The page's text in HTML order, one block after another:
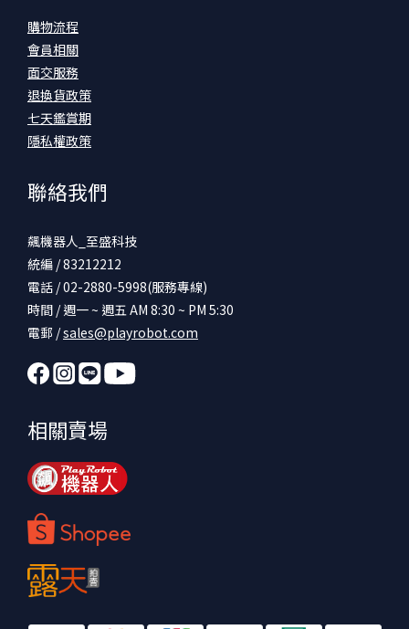
購物流程
會員相關
面交服務
退換貨政策
七天鑑賞期
隱私權政策
聯絡我們
飆機器人_至盛科技
統編 / 83212212
電話 / 02-2880-5998(服務專線)
時間 / 週一 ~ 週五 AM 8:30 ~ PM 5:30
電郵 /sales@playrobot.com
相關賣場